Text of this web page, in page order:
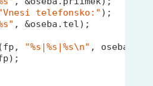
telefonsko:" );
, &oseba.tel);
(fp, "%s|%s|%s\n" ,